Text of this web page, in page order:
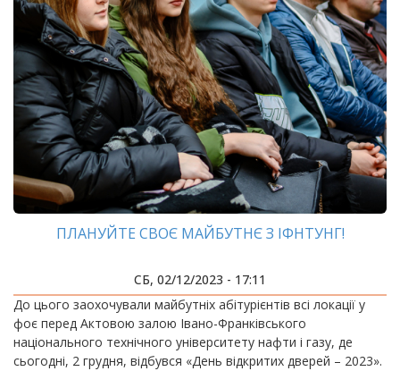
ПЛАНУЙТЕ СВОЄ МАЙБУТНЄ З ІФНТУНГ!
СБ, 02/12/2023 - 17:11
До цього заохочували майбутніх абітурієнтів всі локації у
фоє перед Актовою залою Івано-Франківського
національного технічного університету нафти і газу, де
сьогодні, 2 грудня, відбувся «День відкритих дверей – 2023».